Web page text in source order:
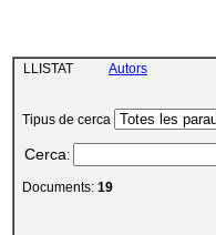
LLISTAT Autors
Tipus de cerca
Cerca:
Documents: 19